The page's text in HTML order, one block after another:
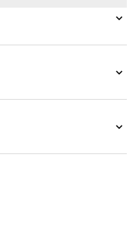
アイテムを組み合わせ